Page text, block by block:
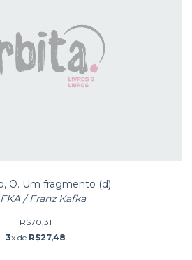
O. Um fragmento (d)
/ Franz Kafka
R$70,31
3x de R$27,48